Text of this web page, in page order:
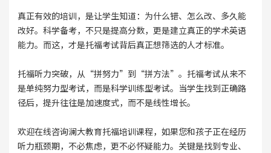
真正有效的培训，是让学生知道：为什么错、怎么改、多久能
改好。科学备考，不只是提高分数，更是建立真正的学术英语
能力。而这，才是托福考试背后真正想筛选的人才标准。
托福听力突破，从“拼努力”到“拼方法”。托福考试从来不
是单纯努力型考试，而是科学训练型考试。当学生找到正确路
径后，提升往往是加速度式，而不是线性增长。
欢迎在线咨询澜大教育托福培训课程，如果您和孩子正在经历
听力瓶颈期，不必焦虑，更不必怀疑能力。关键是找到专业、